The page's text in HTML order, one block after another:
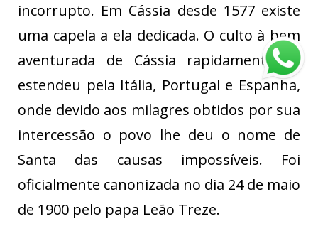
incorrupto. Em Cássia desde 1577 existe
uma capela a ela dedicada. O culto à bem
aventurada de Cássia rapidamente se
estendeu pela Itália, Portugal e Espanha,
onde devido aos milagres obtidos por sua
intercessão o povo lhe deu o nome de
Santa das causas impossíveis. Foi
oficialmente canonizada no dia 24 de maio
de 1900 pelo papa Leão Treze.